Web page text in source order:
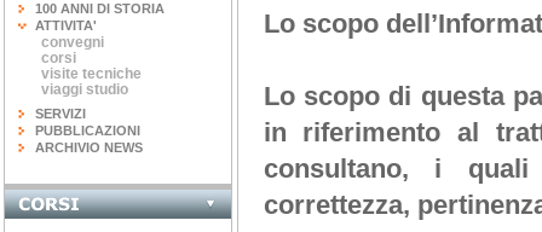
100 ANNI DI STORIA
ATTIVITA'
convegni
corsi
visite tecniche
viaggi studio
SERVIZI
PUBBLICAZIONI
ARCHIVIO NEWS
INGEGNERIA DEL...
terminato il corso di 20 ore...
Lo scopo
Lo scopo di questa
in riferimento al
consultano, i
correttezza,